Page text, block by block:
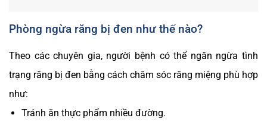
Phòng ngừa răng bị đen như thế nào?
Theo các chuyên gia, người bệnh có thể ngăn ngừa tình
trạng răng bị đen bằng cách chăm sóc răng miệng phù hợp
như:
Tránh ăn thực phẩm nhiều đường.